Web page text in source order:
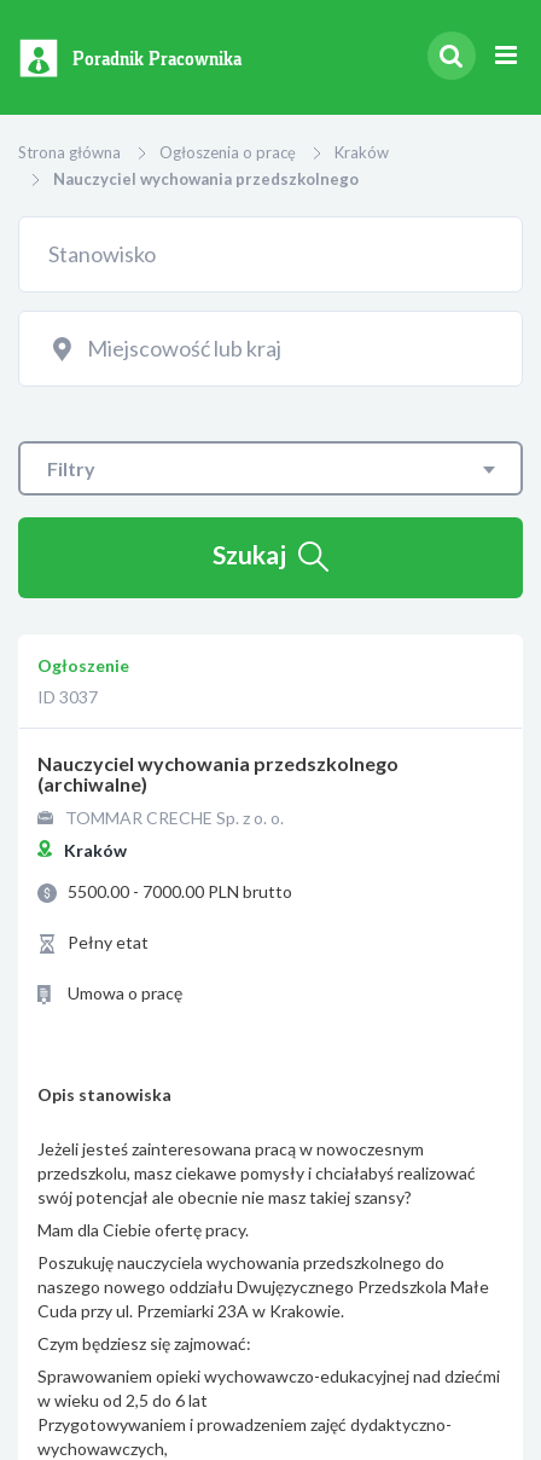
Poradnik Pracownika
Strona główna Ogłoszenia o pracę
Kraków
Nauczyciel wychowania przedszkolnego
Filtry
Szukaj
Ogłoszenie
ID 3037
Nauczyciel wychowania przedszkolnego
(archiwalne)
TOMMAR CRECHE Sp. z o. o.
Kraków
5500.00 - 7000.00 PLN brutto
Pełny etat
Umowa o pracę
Opis stanowiska
Jeżeli jesteś zainteresowana pracą w nowoczesnym
przedszkolu, masz ciekawe pomysły i chciałabyś realizować
swój potencjał ale obecnie nie masz takiej szansy?
Mam dla Ciebie ofertę pracy.
Poszukuję nauczyciela wychowania przedszkolnego do
naszego nowego oddziału Dwujęzycznego Przedszkola Małe
Cuda przy ul. Przemiarki 23A w Krakowie.
Czym będziesz się zajmować:
Sprawowaniem opieki wychowawczo-edukacyjnej nad dziećmi
w wieku od 2,5 do 6 lat
Przygotowywaniem i prowadzeniem zajęć dydaktyczno-
wychowawczych,